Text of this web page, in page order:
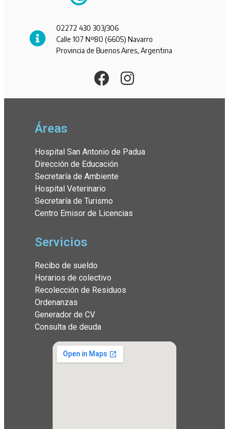
02272 430 303/306
Calle 107 Nº80 (6605) Navarro
Provincia de Buenos Aires, Argentina
Áreas
Hospital San Antonio de Padua
Dirección de Educación
Secretaría de Ambiente
Hospital Veterinario
Secretaría de Turismo
Centro Emisor de Licencias
Servicios
Recibo de sueldo
Horarios de colectivo
Recolección de Residuos
Ordenanzas
Generador de CV
Consulta de deuda